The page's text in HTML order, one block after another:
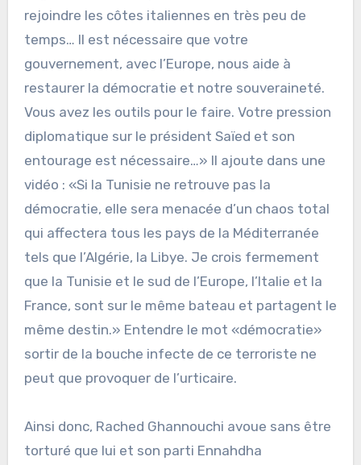
rejoindre les côtes italiennes en très peu de
temps… Il est nécessaire que votre
gouvernement, avec l’Europe, nous aide à
restaurer la démocratie et notre souveraineté.
Vous avez les outils pour le faire. Votre pression
diplomatique sur le président Saïed et son
entourage est nécessaire…» Il ajoute dans une
vidéo : «Si la Tunisie ne retrouve pas la
démocratie, elle sera menacée d’un chaos total
qui affectera tous les pays de la Méditerranée
tels que l’Algérie, la Libye. Je crois fermement
que la Tunisie et le sud de l’Europe, l’Italie et la
France, sont sur le même bateau et partagent le
même destin.» Entendre le mot «démocratie»
sortir de la bouche infecte de ce terroriste ne
peut que provoquer de l’urticaire.
Ainsi donc, Rached Ghannouchi avoue sans être
torturé que lui et son parti Ennahdha